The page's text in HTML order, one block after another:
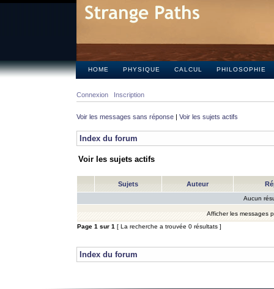
HOME PHYSIQUE CALCUL PHILOSOPHIE
Connexion Inscription
Voir les messages sans réponse | Voir les sujets actifs
Index du forum
Voir les sujets actifs
Sujets Auteur
Aucun
Afficher les messages
Page 1 sur 1 [ La recherche a trouvée 0 résultats ]
Index du forum